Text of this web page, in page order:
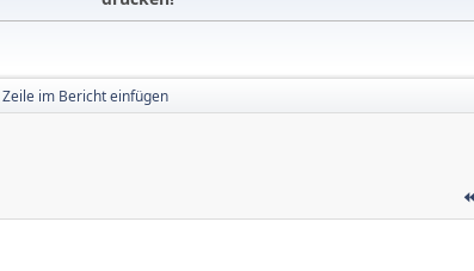
Zeile im Bericht einfügen